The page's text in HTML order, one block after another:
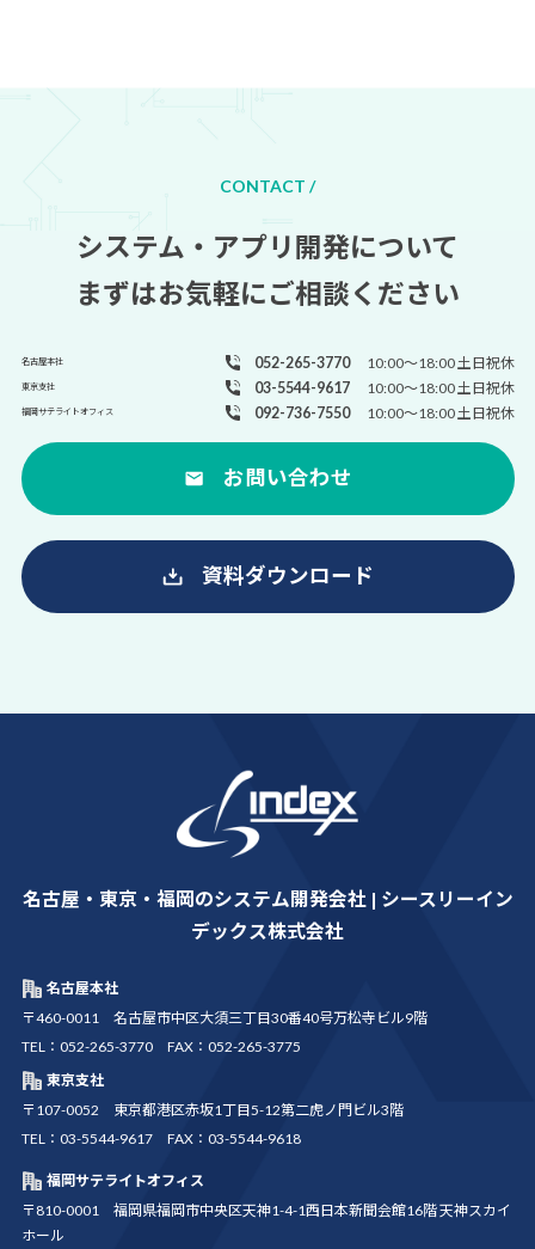
CONTACT /
システム・アプリ開発について
まずはお気軽にご相談ください
名古屋本社 052-265-3770 10:00～18:00 土日祝休
東京支社 03-5544-9617 10:00～18:00 土日祝休
福岡サテライトオフィス 092-736-7550 10:00～18:00 土日祝休
お問い合わせ
資料ダウンロード
名古屋・東京・福岡のシステム開発会社 | シースリーイン
デックス株式会社
名古屋本社
〒460-0011 名古屋市中区大須三丁目30番40号万松寺ビル9階
TEL：052-265-3770 FAX：052-265-3775
東京支社
〒107-0052 東京都港区赤坂1丁目5-12第二虎ノ門ビル3階
TEL：03-5544-9617 FAX：03-5544-9618
福岡サテライトオフィス
〒810-0001 福岡県福岡市中央区天神1-4-1西日本新聞会館16階 天神スカイ
ホール